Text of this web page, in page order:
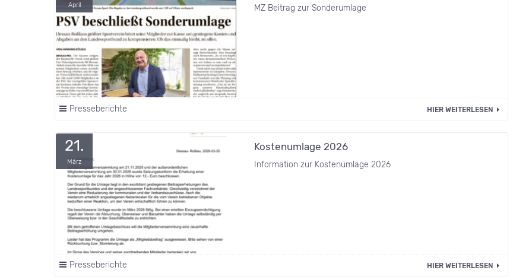
April MZ Beitrag zur Sonderumlage
Presseberichte HIER WEITERLESEN
21.
März
Kostenumlage 2026
Information zur Kostenumlage 2026
Presseberichte HIER WEITERLESEN